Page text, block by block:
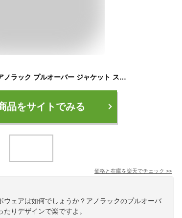
スノーボードウェア アノラック プルオーバー ジャケット スキーウェア レディース ボードウェア スノボウェア スノボ ウェア スノーボード スノボー スキー スノボーウェア スノーウェア 大きい ウエア ICJ-925
品をサイトでみる
価格と在庫を楽天でチェック >>
ウェアは如何でしょうか？アノラックのプルオーバ
りデザインで楽ですよ。